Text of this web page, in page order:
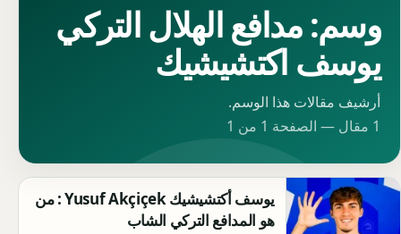
وسم: مدافع الهلال التركي
يوسف اكتشيشيك
أرشيف مقالات هذا الوسم.
1 مقال — الصفحة 1 من 1
يوسف أكتشيشيك Yusuf Akçiçek : من
هو المدافع التركي الشاب